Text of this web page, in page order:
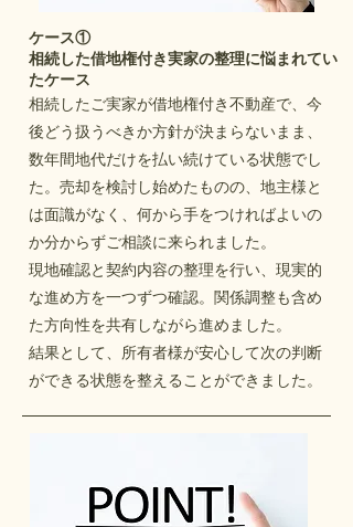
ケース①
相続した借地権付き実家の整理に悩まれてい
たケース
相続したご実家が借地権付き不動産で、今
後どう扱うべきか方針が決まらないまま、
数年間地代だけを払い続けている状態でし
た。売却を検討し始めたものの、地主様と
は面識がなく、何から手をつければよいの
か分からずご相談に来られました。
現地確認と契約内容の整理を行い、現実的
な進め方を一つずつ確認。関係調整も含め
た方向性を共有しながら進めました。
結果として、所有者様が安心して次の判断
ができる状態を整えることができました。